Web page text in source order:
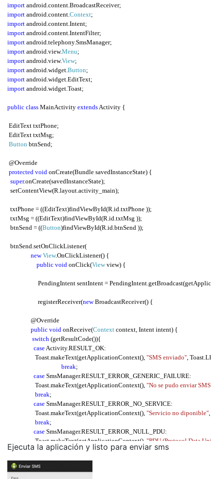
import android content BroadcastReceiver;
import android content Context;
import android content Intent;
import android content IntentFilter;
import android telephony.SmsManager;
import android view.Menu;
import android view.View;
import android widget Button;
import android widget EditText;
import android widget Toast;
public class MainActivity extends Activity {
EditText txtPhone;
EditText txtMsg;
Button btnSend;
@Override
protected void onCreate(Bundle savedInstanceState) {
super.onCreate(savedInstanceState);
setContentView(R layout activity_main);
  txtPhone
= ((EditText)findViewById(R id txtPhone ));
  txtMsg
= ((EditText)findViewById(R id txtMsg ));
  btnSend
= ((Button)findViewById(R id btnSend ));
  btnSend
setOnClickListener(
new View.OnClickListener() {
public void onClick(View view) {
                     PendingIntent sentIntent
= PendingIntent getBroadcast(
registerReceiver(new BroadcastReceiver() {
                @Override
public void onReceive(Context context Intent intent) {
switch (getResultCode()){
case Activity.RESULT_OK:
                   Toast
makeText(getApplicationContext(), "SMS enviado" Toast
break;
case SmsManager.RESULT_ERROR_GENERIC_FAILURE:
                   Toast
makeText(getApplicationContext(), "No se pudo enviar SMS"
break;
case SmsManager.RESULT_ERROR_NO_SERVICE:
                   Toast
makeText(getApplicationContext(), "Servicio no diponible"
break;
case SmsManager.RESULT_ERROR_NULL_PDU:
                   Toast
makeText(getApplicationContext(), "PDU (Protocol Data Unit)
break;
case SmsManager.RESULT_ERROR_RADIO_OFF
                   Toast
Ejecuta la aplicación y listo para enviar sms